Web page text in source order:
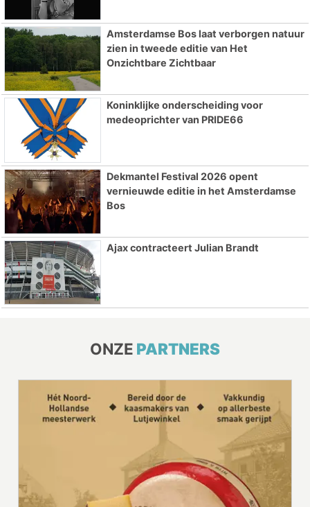
Amsterdamse Bos laat verborgen natuur
zien in tweede editie van Het
Onzichtbare Zichtbaar
Koninklijke onderscheiding voor
medeoprichter van PRIDE66
Dekmantel Festival 2026 opent
vernieuwde editie in het Amsterdamse
Bos
Ajax contracteert Julian Brandt
ONZE PARTNERS